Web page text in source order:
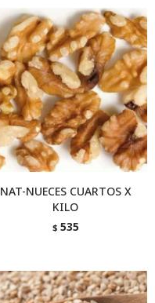
NAT-NUECES CUARTOS X
KILO
$ 535